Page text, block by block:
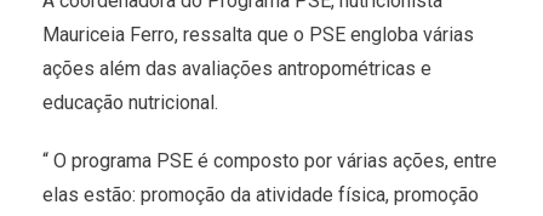
Mauriceia Ferro, ressalta que o PSE engloba várias
ações além das avaliações antropométricas e
educação nutricional.
“ O programa PSE é composto por várias ações, entre
elas estão: promoção da atividade física, promoção